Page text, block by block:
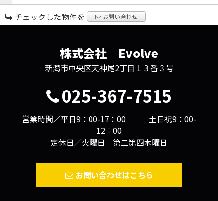
チェックした物件を お問い合わせ
株式会社 Evolve
新潟市中央区天神尾2丁目１３番３号
025-367-7515
営業時間／平日9：00-17：00 土日祝9：00-
12：00
定休日／火曜日 第二第四木曜日
お問い合わせはこちら